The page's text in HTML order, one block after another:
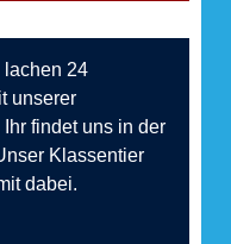
lachen 24
unserer
findet uns in der
Klassentier
dabei.